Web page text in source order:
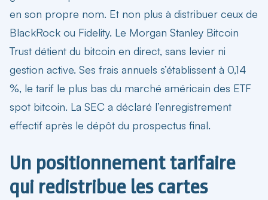
en son propre nom. Et non plus à distribuer ceux de
BlackRock ou Fidelity. Le Morgan Stanley Bitcoin
Trust détient du bitcoin en direct, sans levier ni
gestion active. Ses frais annuels s’établissent à 0,14
%, le tarif le plus bas du marché américain des ETF
spot bitcoin. La SEC a déclaré l’enregistrement
effectif après le dépôt du prospectus final.
Un positionnement tarifaire
qui redistribue les cartes